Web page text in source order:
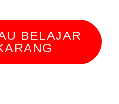
BELAJAR